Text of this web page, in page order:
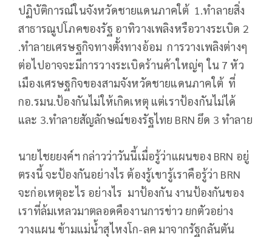
ปฏิบัติการณ์ในจังหวัดชายแดนภาคใต้ 1.ทำลายสิ่ง
สาธารณูปโภคของรัฐ อาทิวางเพลิงหรือวางระเบิด 2
.ทำลายเศรษฐกิจทางตั้งทางอ้อม การวางเพลิงต่างๆ
ต่อไปอาจจะมีการวางระเบิดร้านค้าใหญ่ๆ ใน 7 หัว
เมืองเศรษฐกิจของสามจังหวัดชายแดนภาคใต้ ที่
กอ.รมน.ป้องกันไม่ให้เกิดเหตุ แต่เราป้องกันไม่ได้
และ 3.ทำลายสัญลักษณ์ของรัฐไทย BRN ยึด 3 ทำลาย
นายไชยยงค์ฯ กล่าวว่าวันนี้เมื่อรู้ว่าแผนของ BRN อยู่
ตรงนี้ จะป้องกันอย่างไร ต้องรู้เขารู้เราคือรู้ว่า BRN
จะก่อเหตุอะไร อย่างไร มาป้องกัน งานป้องกันของ
เราที่ล้มเหลวมาตลอดคืองานการข่าว ยกตัวอย่าง
วางแผน ข้ามแม่น้ำสุไหงโก-ลค มาจากรัฐกลันตัน